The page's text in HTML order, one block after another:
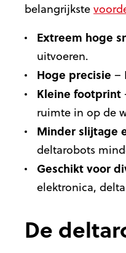
belangrijkste
Extreem hoge
uitvoeren.
Hoge precisie –
Kleine footprint
ruimte in op de
Minder slijtage
deltarobots
Geschikt voor
elektronica,
De